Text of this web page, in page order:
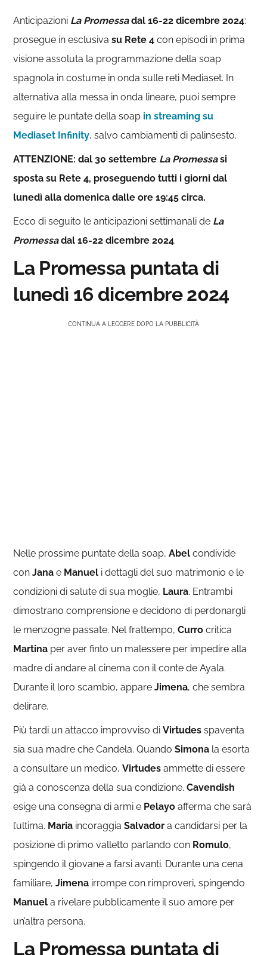
Anticipazioni La Promessadal 16-22 dicembre 2024:
prosegue in esclusivasu Rete 4 con episodi in prima
visione assoluta la programmazione della soap
spagnola in costume in onda sulle reti Mediaset. In
alternativa alla messa in onda lineare, puoi sempre
seguire le puntate della soap in streaming su
Mediaset Infinity, salvo cambiamenti di palinsesto.
ATTENZIONE: dal 30 settembre La Promessasi
sposta su Rete 4, proseguendo tutti i giorni dal
lunedì alla domenica dalle ore 19:45 circa.
Ecco di seguito le anticipazioni settimanali de La
Promessadal 16-22 dicembre 2024.
La Promessa puntata di
lunedì 16 dicembre 2024
CONTINUA A LEGGERE DOPO LA PUBBLICITÀ
Nelle prossime puntate della soap,Abel condivide
conJana e Manuel i dettagli del suo matrimonio e le
condizioni di salute di sua moglie, Laura. Entrambi
dimostrano comprensione e decidono di perdonargli
le menzogne passate. Nel frattempo,Curro critica
Martina per aver finto un malessere per impedire alla
madre di andare al cinema con il conte de Ayala.
Durante il loro scambio, appareJimena, che sembra
delirare.
Più tardi un attacco improvviso diVirtudes spaventa
sia sua madre che Candela. QuandoSimona la esorta
a consultare un medico,Virtudes ammette di essere
già a conoscenza della sua condizione.Cavendish
esige una consegna di armi e Pelayo afferma che sarà
l’ultima. Maria incoraggiaSalvador a candidarsi per la
posizione di primo valletto parlando con Romulo,
spingendo il giovane a farsi avanti. Durante una cena
familiare,Jimena irrompe con rimproveri, spingendo
Manuel a rivelare pubblicamente il suo amore per
un’altra persona.
La Promessa puntata di